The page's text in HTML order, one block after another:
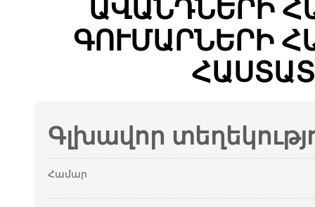
ԱՎԱՆԴՆԵՐԻ
ԳՈՒՄԱՐՆԵՐԻ
Գլխավոր
Համար